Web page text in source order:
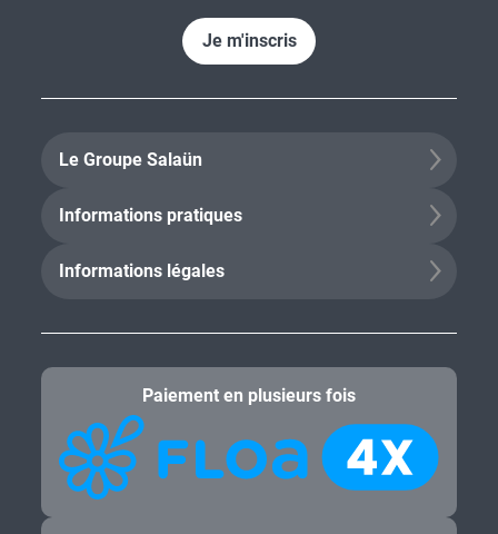
Je m'inscris
Le Groupe Salaün
Informations pratiques
Informations légales
Paiement en plusieurs fois